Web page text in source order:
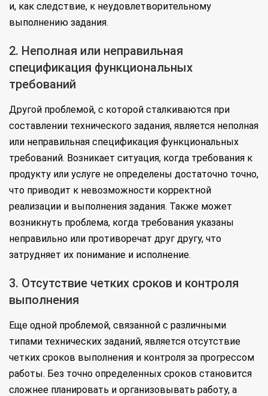
и, как следствие, к неудовлетворительному
выполнению задания.
2. Неполная или неправильная
спецификация функциональных
требований
Другой проблемой, с которой сталкиваются при
составлении технического задания, является неполная
или неправильная спецификация функциональных
требований. Возникает ситуация, когда требования к
продукту или услуге не определены достаточно точно,
что приводит к невозможности корректной
реализации и выполнения задания. Также может
возникнуть проблема, когда требования указаны
неправильно или противоречат друг другу, что
затрудняет их понимание и исполнение.
3. Отсутствие четких сроков и контроля
выполнения
Еще одной проблемой, связанной с различными
типами технических заданий, является отсутствие
четких сроков выполнения и контроля за прогрессом
работы. Без точно определенных сроков становится
сложнее планировать и организовывать работу, а